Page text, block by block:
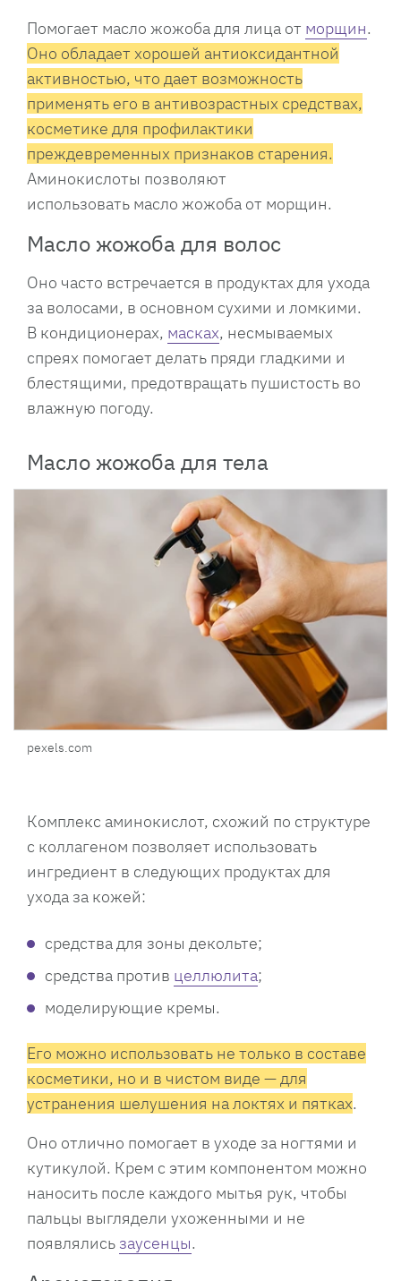
Помогает масло жожоба для лица от морщин.
Оно обладает хорошей антиоксидантной
активностью, что дает возможность
применять его в антивозрастных средствах,
косметике для профилактики
преждевременных признаков старения.
Аминокислоты позволяют
использовать масло жожоба от морщин.
Масло жожоба для волос
Оно часто встречается в продуктах для ухода
за волосами, в основном сухими и ломкими.
В кондиционерах, масках, несмываемых
спреях помогает делать пряди гладкими и
блестящими, предотвращать пушистость во
влажную погоду.
Масло жожоба для тела
pexels.com
Комплекс аминокислот, схожий по структуре
с коллагеном позволяет использовать
ингредиент в следующих продуктах для
ухода за кожей:
средства для зоны декольте;
средства против целлюлита;
моделирующие кремы.
Его можно использовать не только в составе
косметики, но и в чистом виде — для
устранения шелушения на локтях и пятках.
Оно отлично помогает в уходе за ногтями и
кутикулой. Крем с этим компонентом можно
наносить после каждого мытья рук, чтобы
пальцы выглядели ухоженными и не
появлялись заусенцы.